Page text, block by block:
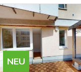
NEU